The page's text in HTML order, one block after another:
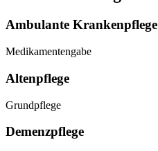
Ambulante Krankenpflege
Medikamentengabe
Altenpflege
Grundpflege
Demenzpflege